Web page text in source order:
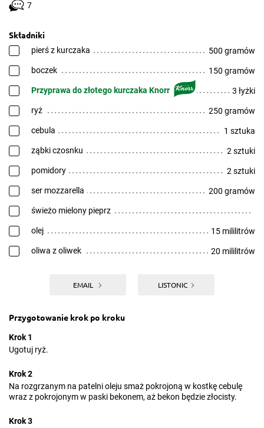
7
Składniki
pierś z kurczaka 500 gramów
boczek 150 gramów
Przyprawa do złotego kurczaka Knorr 3 łyżki
ryż 250 gramów
cebula 1 sztuka
ząbki czosnku 2 sztuki
pomidory 2 sztuki
ser mozzarella 200 gramów
świeżo mielony pieprz
olej 15 mililitrów
oliwa z oliwek 20 mililitrów
EMAIL LISTONIC
Przygotowanie krok po kroku
Krok 1
Ugotuj ryż.
Krok 2
Na rozgrzanym na patelni oleju smaż pokrojoną w kostkę cebulę
wraz z pokrojonym w paski bekonem, aż bekon będzie złocisty.
Krok 3